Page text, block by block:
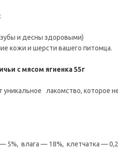
и десны здоровыми)
кожи и шерсти вашего питомца.
с мясом ягненка 55г
лакомство, которое
5%, влага — 18%, клетчатка —